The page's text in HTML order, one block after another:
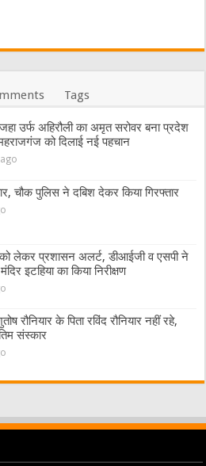
Tags
उर्फ अहिरौली का अमृत सरोवर बना प्रदेश
को दिलाई नई पहचान
चौक पुलिस ने दबिश देकर किया गिरफ्तार
लेकर प्रशासन अलर्ट, डीआईजी व एसपी ने
इटहिया का किया निरीक्षण
रौनियार के पिता रविंद रौनियार नहीं रहे,
संस्कार